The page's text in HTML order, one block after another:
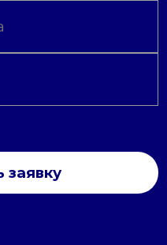
заявку